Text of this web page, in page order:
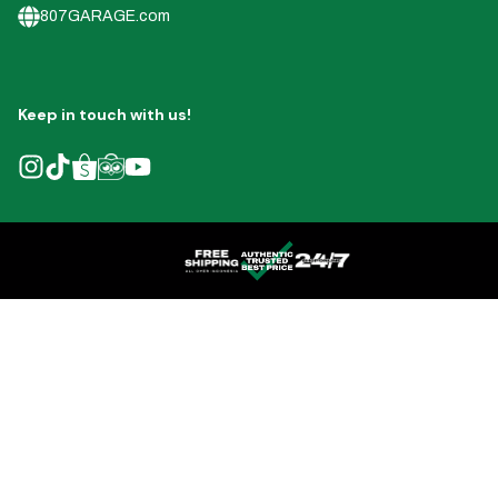
807GARAGE.com
Keep in touch with us!